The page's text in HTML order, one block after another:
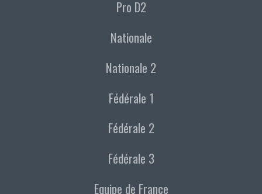
Pro D2
Nationale
Nationale 2
Fédérale 1
Fédérale 2
Fédérale 3
Equipe de France